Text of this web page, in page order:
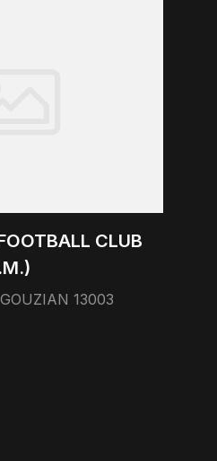
CLUB
13003